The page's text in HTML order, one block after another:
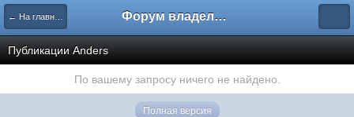
← На главную Форум владельцев интернет-магазинов
Публикации Anders
По вашему запросу ничего не найдено.
Полная версия